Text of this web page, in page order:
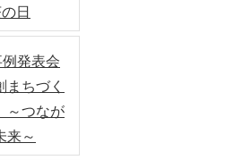
日
発表会
まちづく
～つなが
来～